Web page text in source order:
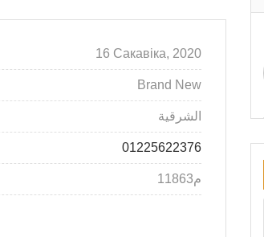
16 Сакавіка, 2020
Brand New
الشرقية
01225622376
11863م